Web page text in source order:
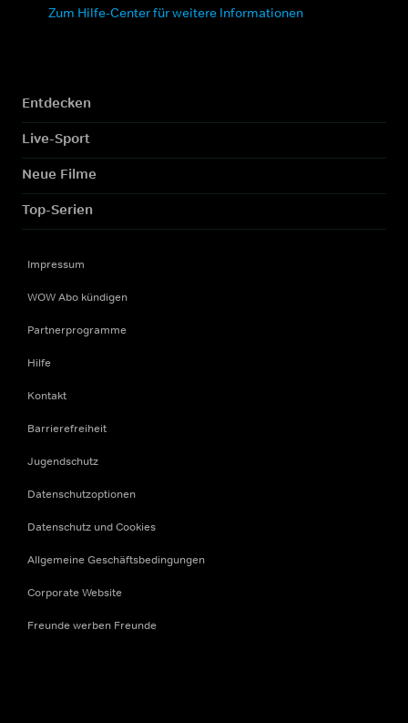
Zum Hilfe-Center für weitere Informationen
Entdecken
Live-Sport
Neue Filme
Top-Serien
Impressum
WOW Abo kündigen
Partnerprogramme
Hilfe
Kontakt
Barrierefreiheit
Jugendschutz
Datenschutzoptionen
Datenschutz und Cookies
Allgemeine Geschäftsbedingungen
Corporate Website
Freunde werben Freunde